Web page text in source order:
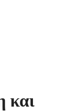
και